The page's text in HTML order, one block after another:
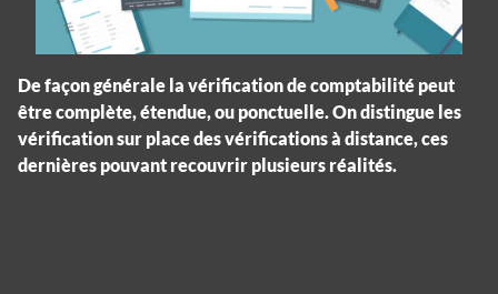
De façon générale la vérification de comptabilité peut
être complète, étendue, ou ponctuelle. On distingue les
vérification sur place des vérifications à distance, ces
dernières pouvant recouvrir plusieurs réalités.